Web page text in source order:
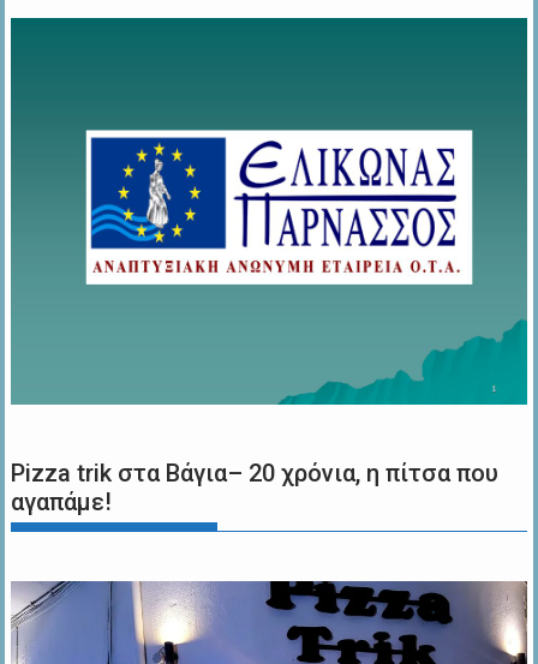
Pizza trik στα Βάγια– 20 χρόνια, η πίτσα που
αγαπάμε!